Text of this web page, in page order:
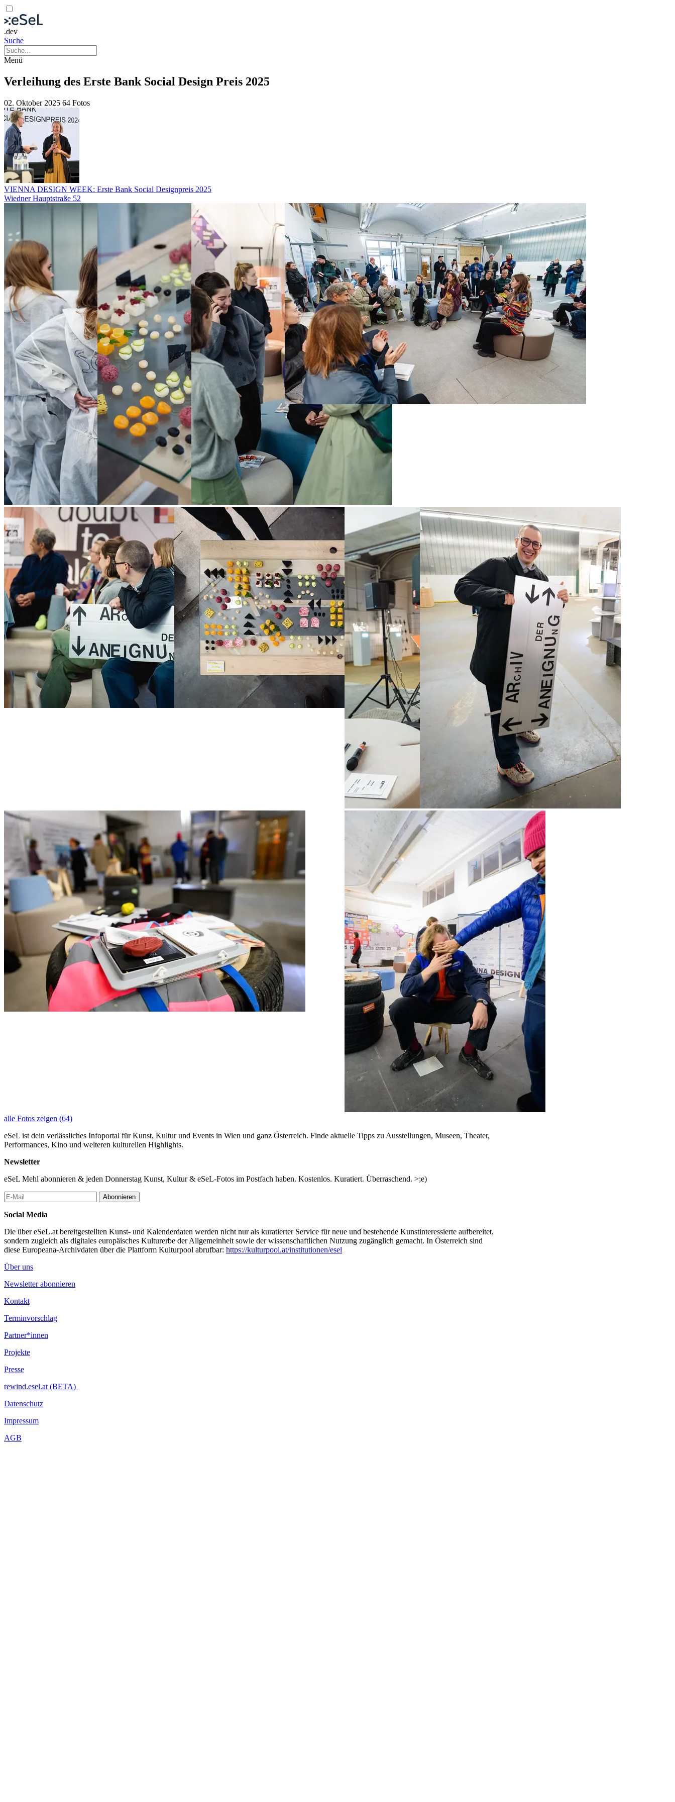
.dev
Suche
Menü
Verleihung des Erste Bank Social Design Preis 2025
02. Oktober 2025 64 Fotos
VIENNA DESIGN WEEK: Erste Bank Social Designpreis 2025
Wiedner Hauptstraße 52
alle Fotos zeigen (64)
eSeL ist dein verlässliches Infoportal für Kunst, Kultur und Events in Wien und ganz Österreich. Finde aktuelle Tipps zu Ausstellungen, Museen, Theater,
Performances, Kino und weiteren kulturellen Highlights.
Newsletter
eSeL Mehl abonnieren & jeden Donnerstag Kunst, Kultur & eSeL-Fotos im Postfach haben. Kostenlos. Kuratiert. Überraschend. >;e)
Abonnieren
Social Media
Die über eSeL.at bereitgestellten Kunst- und Kalenderdaten werden nicht nur als kuratierter Service für neue und bestehende Kunstinteressierte aufbereitet,
sondern zugleich als digitales europäisches Kulturerbe der Allgemeinheit sowie der wissenschaftlichen Nutzung zugänglich gemacht. In Österreich sind
diese Europeana-Archivdaten über die Plattform Kulturpool abrufbar: https://kulturpool.at/institutionen/esel
Über uns
Newsletter abonnieren
Kontakt
Terminvorschlag
Partner*innen
Projekte
Presse
rewind.esel.at (BETA)
Datenschutz
Impressum
AGB